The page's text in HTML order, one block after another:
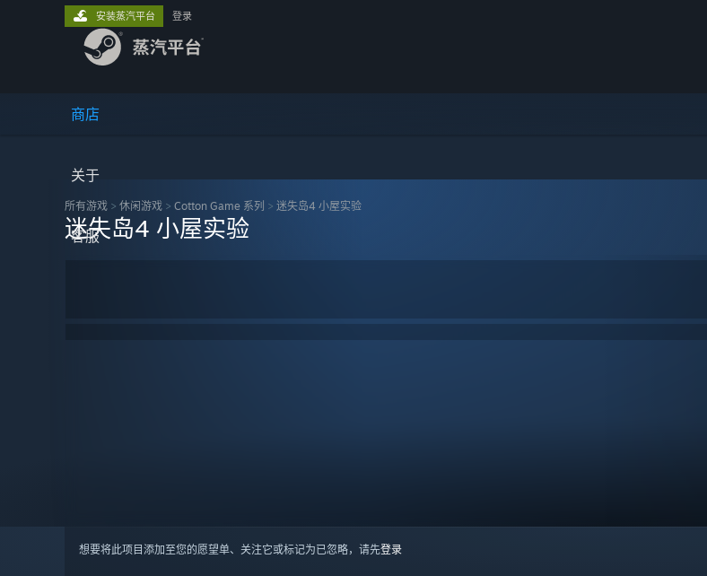
商店
关于
客服
安装蒸汽平台 登录
所有游戏 > 休闲‎游戏 > Cotton Game 系列 > 迷失岛4 小屋实验
迷失岛4 小屋实验
想要将此项目添加至您的愿望单、关注它或标记为已忽略，请先登录